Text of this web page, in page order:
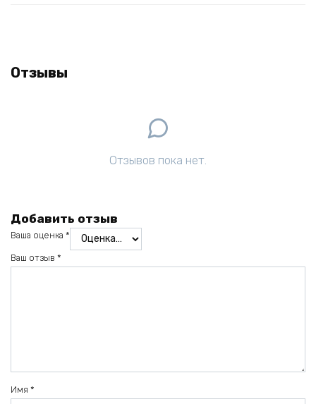
Отзывы
Отзывов пока нет.
Добавить отзыв
Ваша оценка *
Ваш отзыв *
Имя *